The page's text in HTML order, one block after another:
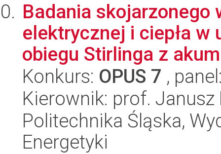
Badania skojarzonego
elektrycznej i ciepła w
obiegu Stirlinga z
Konkurs: OPUS 7 ,
Kierownik: prof.
Politechnika Śląska,
Energetyki